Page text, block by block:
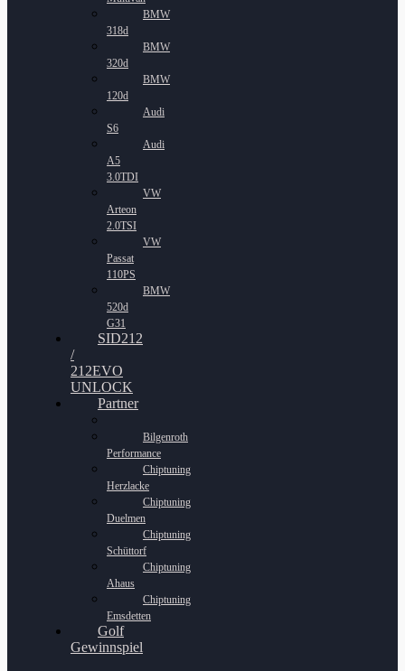
BMW
318d
BMW
320d
BMW
120d
Audi
S6
Audi
A5
3.0TDI
VW
Arteon
2.0TSI
VW
Passat
110PS
BMW
520d
G31
SID212
/
212EVO
UNLOCK
Partner
Bilgenroth
Performance
Chiptuning
Herzlacke
Chiptuning
Duelmen
Chiptuning
Schüttorf
Chiptuning
Ahaus
Chiptuning
Emsdetten
Golf
Gewinnspiel